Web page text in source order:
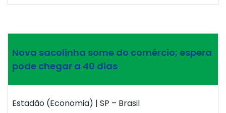
Nova sacolinha some do comércio; espera
pode chegar a 40 dias
Estadão (Economia) | SP – Brasil